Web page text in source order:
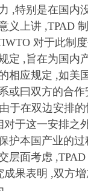
,特别是在国内
义上讲 ,TPAD
对于此制
定 ,旨在为国内
相应规定 ,如美
或曰双方的合
于在双边安排
于这一安排之
护本国产业的
层面考虑
果表明 ,双方